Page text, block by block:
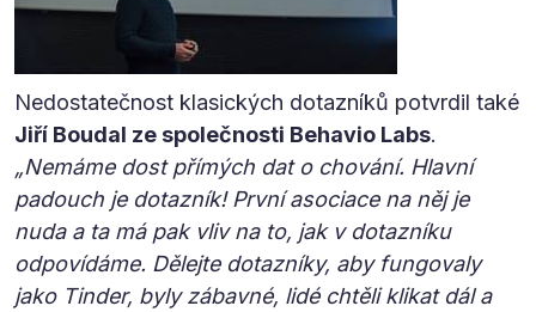
Nedostatečnost klasických dotazníků potvrdil také
Jiří Boudal ze společnosti Behavio Labs.
„Nemáme dost přímých dat o chování. Hlavní
padouch je dotazník! První asociace na něj je
nuda a ta má pak vliv na to, jak v dotazníku
odpovídáme. Dělejte dotazníky, aby fungovaly
jako Tinder, byly zábavné, lidé chtěli klikat dál a